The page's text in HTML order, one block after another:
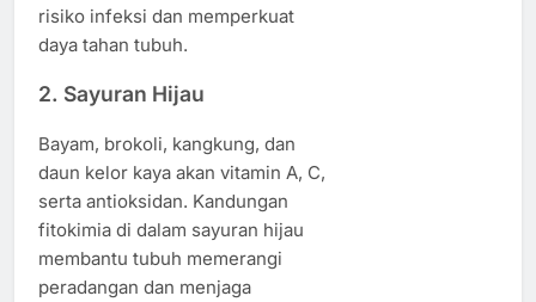
risiko infeksi dan memperkuat
daya tahan tubuh.
2. Sayuran Hijau
Bayam, brokoli, kangkung, dan
daun kelor kaya akan vitamin A, C,
serta antioksidan. Kandungan
fitokimia di dalam sayuran hijau
membantu tubuh memerangi
peradangan dan menjaga